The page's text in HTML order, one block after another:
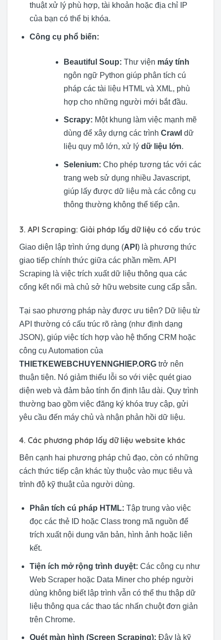
thuật xử lý phù hợp, tài khoản hoặc địa chỉ IP
của bạn có thể bị khóa.
Công cụ phổ biến:
Beautiful Soup: Thư viện máy tính
ngôn ngữ Python giúp phân tích cú
pháp các tài liệu HTML và XML, phù
hợp cho những người mới bắt đầu.
Scrapy: Một khung làm việc mạnh mẽ
dùng để xây dựng các trình Crawl dữ
liệu quy mô lớn, xử lý dữ liệu lớn.
Selenium: Cho phép tương tác với các
trang web sử dụng nhiều Javascript,
giúp lấy được dữ liệu mà các công cụ
thông thường không thể tiếp cận.
3. API Scraping: Giải pháp lấy dữ liệu có cấu trúc
Giao diện lập trình ứng dụng (API ) là phương thức
giao tiếp chính thức giữa các phần mềm. API
Scraping là việc trích xuất dữ liệu thông qua các
cổng kết nối mà chủ sở hữu website cung cấp sẵn.
Tại sao phương pháp này được ưu tiên? Dữ liệu từ
API thường có cấu trúc rõ ràng (như định dạng
JSON), giúp việc tích hợp vào hệ thống CRM hoặc
công cụ Automation của
THIETKEWEBCHUYENNGHIEP.ORG trở nên
thuận tiện. Nó giảm thiểu lỗi so với việc quét giao
diện web và đảm bảo tính ổn định lâu dài. Quy trình
thường bao gồm việc đăng ký khóa truy cập, gửi
yêu cầu đến máy chủ và nhận phản hồi dữ liệu.
4. Các phương pháp lấy dữ liệu website khác
Bên cạnh hai phương pháp chủ đạo, còn có những
cách thức tiếp cận khác tùy thuộc vào mục tiêu và
trình độ kỹ thuật của người dùng.
Phân tích cú pháp HTML: Tập trung vào việc
đọc các thẻ ID hoặc Class trong mã nguồn để
trích xuất nội dung văn bản, hình ảnh hoặc liên
kết.
Tiện ích mở rộng trình duyệt: Các công cụ như
Web Scraper hoặc Data Miner cho phép người
dùng không biết lập trình vẫn có thể thu thập dữ
liệu thông qua các thao tác nhấn chuột đơn giản
trên Chrome.
Quét màn hình (Screen Scraping): Đây là kỹ